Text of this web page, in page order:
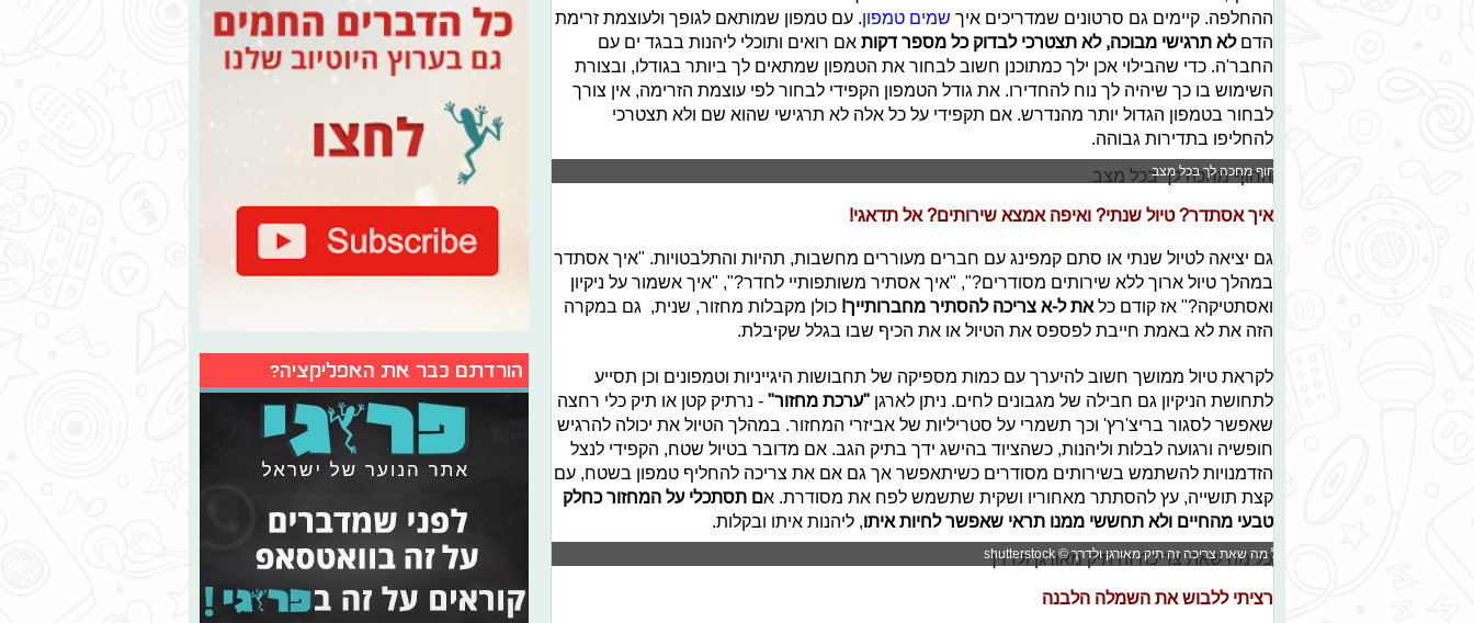
ההחלפה. קיימים גם סרטונים שמדריכים איך שמים טמפון. עם טמפון שמותאם לגופך ולעוצמת זרימת
הדם לא תרגישי מבוכה, לא תצטרכי לבדוק כל מספר דקות אם רואים ותוכלי ליהנות בבגד ים עם
החבר'ה. כדי שהבילוי אכן ילך כמתוכנן חשוב לבחור את הטמפון שמתאים לך ביותר בגודלו, ובצורת
השימוש בו כך שיהיה לך נוח להחדירו. את גודל הטמפון הקפידי לבחור לפי עוצמת הזרימה, אין צורך
לבחור בטמפון הגדול יותר מהנדרש. אם תקפידי על כל אלה לא תרגישי שהוא שם ולא תצטרכי
להחליפו בתדירות גבוהה.
החוף מחכה לך בכל מצב
איך אסתדר? טיול שנתי? ואיפה אמצא שירותים? אל תדאגי!
גם יציאה לטיול שנתי או סתם קמפינג עם חברים מעוררים מחשבות, תהיות והתלבטויות. "איך אסתדר
במהלך טיול ארוך ללא שירותים מסודרים?", "איך אסתיר משותפותיי לחדר?", "איך אשמור על ניקיון
ואסתטיקה?" אז קודם כל את ל-א צריכה להסתיר מחברותייך! כולן מקבלות מחזור, שנית, גם במקרה
הזה את לא באמת חייבת לפספס את הטיול או את הכיף שבו בגלל שקיבלת.
לקראת טיול ממושך חשוב להיערך עם כמות מספיקה של תחבושות היגייניות וטמפונים וכן תסייע
לתחושת הניקיון גם חבילה של מגבונים לחים. ניתן לארגן "ערכת מחזור" - נרתיק קטן או תיק כלי רחצה
שאפשר לסגור בריצ'רץ' וכך תשמרי על סטריליות של אביזרי המחזור. במהלך הטיול את יכולה להרגיש
חופשיה ורגועה לבלות וליהנות, כשהציוד בהישג ידך בתיק הגב. אם מדובר בטיול שטח, הקפידי לנצל
הזדמנויות להשתמש בשירותים מסודרים כשיתאפשר אך גם אם את צריכה להחליף טמפון בשטח, עם
קצת תושייה, עץ להסתתר מאחוריו ושקית שתשמש לפח את מסודרת. אם תסתכלי על המחזור כחלק
טבעי מהחיים ולא תחששי ממנו תראי שאפשר לחיות איתו, ליהנות איתו ובקלות.
כל מה שאת צריכה זה תיק מאורגן ולדרך © shutterstock
רציתי ללבוש את השמלה הלבנה
הורדתם כבר את האפליקציה?